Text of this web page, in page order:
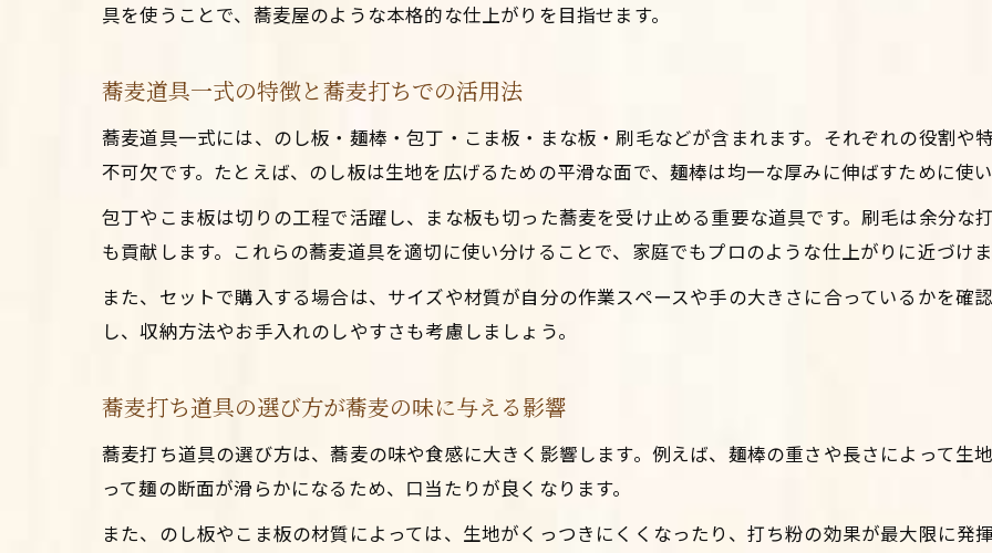
蕎麦道具中古品の賢い活用と蕎麦打ち体験
蕎麦打ち経験者の道具選びと蕎麦の変化
蕎麦道具の選定で理想の蕎麦に近づくコツ
蕎麦道具一式と単品使いのメリットを比較
蕎麦打ち道具購入で後悔しない選び方とは
手入れ次第で変わる蕎麦道具の実力
蕎麦打ち後の道具ケアで美味しい蕎麦を守る
中古蕎麦道具の手入れと蕎麦作りの安心感
具を使うことで、蕎麦屋のような本格的な仕上がりを目指せます。
蕎麦道具一式の特徴と蕎麦打ちでの活用法
蕎麦道具一式には、のし板・麺棒・包丁・こま板・まな板・刷毛などが含まれます。それぞれの役割や
不可欠です。たとえば、のし板は生地を広げるための平滑な面で、麺棒は均一な厚みに伸ばすために使
包丁やこま板は切りの工程で活躍し、まな板も切った蕎麦を受け止める重要な道具です。刷毛は余分な
も貢献します。これらの蕎麦道具を適切に使い分けることで、家庭でもプロのような仕上がりに近づけ
また、セットで購入する場合は、サイズや材質が自分の作業スペースや手の大きさに合っているかを確
し、収納方法やお手入れのしやすさも考慮しましょう。
蕎麦打ち道具の選び方が蕎麦の味に与える影響
蕎麦打ち道具の選び方は、蕎麦の味や食感に大きく影響します。例えば、麺棒の重さや長さによって生
って麺の断面が滑らかになるため、口当たりが良くなります。
また、のし板やこま板の材質によっては、生地がくっつきにくくなったり、打ち粉の効果が最大限に発